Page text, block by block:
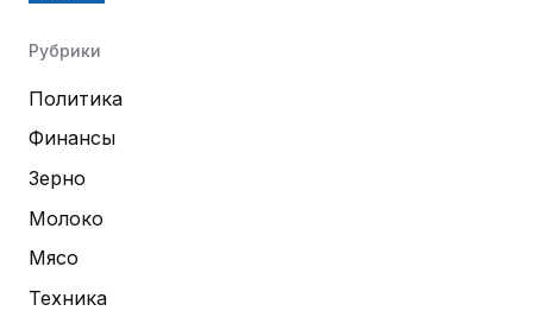
Рубрики
Политика
Финансы
Зерно
Молоко
Мясо
Техника